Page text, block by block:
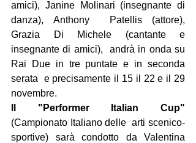
amici), Janine Molinari (insegnante di
danza), Anthony  Patellis (attore),
Grazia Di Michele (cantante e
insegnante di amici),  andrà in onda su
Rai Due in tre puntate e in seconda
serata  e precisamente il 15 il 22 e il 29
novembre.
(Campionato Italiano delle  arti scenico-
sportive) sarà condotto da Valentina